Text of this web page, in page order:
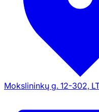
Mokslininkų g. 12-302,